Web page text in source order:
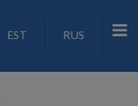
LANGUAGE
EST RUS